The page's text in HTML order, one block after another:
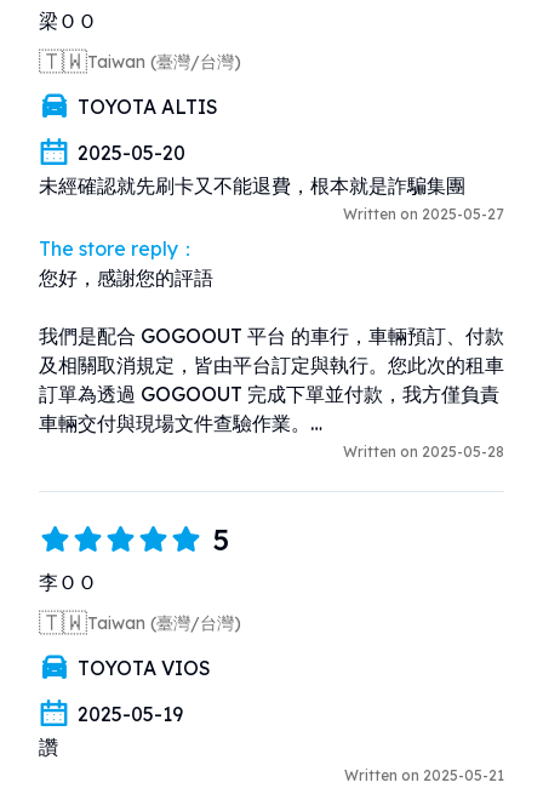
梁ＯＯ
🇹🇼Taiwan (臺灣/台灣)
TOYOTA ALTIS
2025-05-20
未經確認就先刷卡又不能退費，根本就是詐騙集團
Written on 2025-05-27
The store reply：
您好，感謝您的評語
我們是配合 GOGOOUT 平台 的車行，車輛預訂、付款
及相關取消規定，皆由平台訂定與執行。您此次的租車
訂單為透過 GOGOOUT 完成下單並付款，我方僅負責
車輛交付與現場文件查驗作業。
是為了確保用車安全與避免他人冒名取車。當日因您未
能提供上述文件，我們無法完成交車流程，實屬依規辦
理，並非惡意拒絕。
我們重視每一位顧客的體驗與評價，謝謝您的理解。
Written on 2025-05-28
5
李ＯＯ
🇹🇼Taiwan (臺灣/台灣)
TOYOTA VIOS
2025-05-19
讚
Written on 2025-05-21